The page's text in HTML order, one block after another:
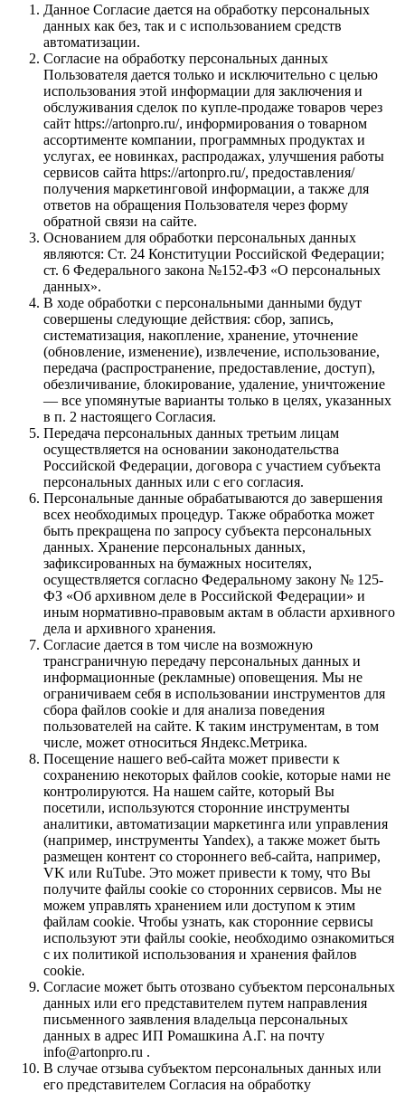
Данное Согласие дается на обработку персональных
данных как без, так и с использованием средств
автоматизации.
Согласие на обработку персональных данных
Пользователя дается только и исключительно с целью
использования этой информации для заключения и
обслуживания сделок по купле-продаже товаров через
сайт https://artonpro.ru/, информирования о товарном
ассортименте компании, программных продуктах и
услугах, ее новинках, распродажах, улучшения работы
сервисов сайта https://artonpro.ru/, предоставления/
получения маркетинговой информации, а также для
ответов на обращения Пользователя через форму
обратной связи на сайте.
Основанием для обработки персональных данных
являются: Ст. 24 Конституции Российской Федерации;
ст. 6 Федерального закона №152-ФЗ «О персональных
данных».
В ходе обработки с персональными данными будут
совершены следующие действия: сбор, запись,
систематизация, накопление, хранение, уточнение
(обновление, изменение), извлечение, использование,
передача (распространение, предоставление, доступ),
обезличивание, блокирование, удаление, уничтожение
— все упомянутые варианты только в целях, указанных
в п. 2 настоящего Согласия.
Передача персональных данных третьим лицам
осуществляется на основании законодательства
Российской Федерации, договора с участием субъекта
персональных данных или с его согласия.
Персональные данные обрабатываются до завершения
всех необходимых процедур. Также обработка может
быть прекращена по запросу субъекта персональных
данных. Хранение персональных данных,
зафиксированных на бумажных носителях,
осуществляется согласно Федеральному закону № 125-
ФЗ «Об архивном деле в Российской Федерации» и
иным нормативно-правовым актам в области архивного
дела и архивного хранения.
Согласие дается в том числе на возможную
трансграничную передачу персональных данных и
информационные (рекламные) оповещения. Мы не
ограничиваем себя в использовании инструментов для
сбора файлов cookie и для анализа поведения
пользователей на сайте. К таким инструментам, в том
числе, может относиться Яндекс.Метрика.
Посещение нашего веб-сайта может привести к
сохранению некоторых файлов cookie, которые нами не
контролируются. На нашем сайте, который Вы
посетили, используются сторонние инструменты
аналитики, автоматизации маркетинга или управления
(например, инструменты Yandex), а также может быть
размещен контент со стороннего веб-сайта, например,
VK или RuTube. Это может привести к тому, что Вы
получите файлы cookie со сторонних сервисов. Мы не
можем управлять хранением или доступом к этим
файлам cookie. Чтобы узнать, как сторонние сервисы
используют эти файлы cookie, необходимо ознакомиться
с их политикой использования и хранения файлов
cookie.
Согласие может быть отозвано субъектом персональных
данных или его представителем путем направления
письменного заявления владельца персональных
данных в адрес ИП Ромашкина А.Г. на почту
info@artonpro.ru .
В случае отзыва субъектом персональных данных или
его представителем Согласия на обработку